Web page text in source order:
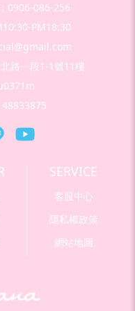
0906-086-256
PM18:30
路ㄧ段1-1號11樓
SERVICE
客服中心
隱私權政策
網站地圖